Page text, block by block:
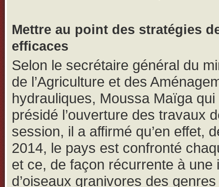
Mettre au point des stratégies
efficaces
Selon le secrétaire général du
de l’Agriculture et des
hydrauliques, Moussa Maïga qui
présidé l’ouverture des travaux
session, il a affirmé qu’en effet,
2014, le pays est confronté
et ce, de façon récurrente à une
d’oiseaux granivores des